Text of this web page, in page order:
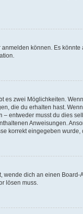
können. Es
es zwei Möglichkeiten. Wenn
die du erhalten hast.
entweder musst du dies
Anweisungen.
korrekt eingegeben wurde,
dich an einen
lösen muss.